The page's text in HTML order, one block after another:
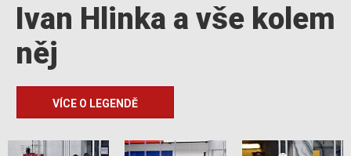
Ivan Hlinka a vše kolem
něj
VÍCE O LEGENDĚ